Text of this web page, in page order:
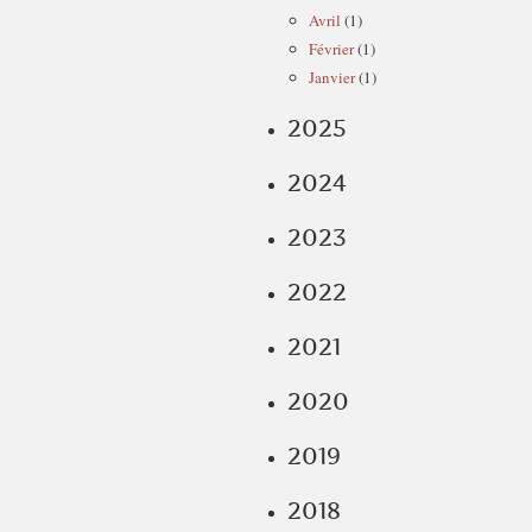
Avril (1)
Février(1)
Janvier(1)
2025
2024
2023
2022
2021
2020
2019
2018